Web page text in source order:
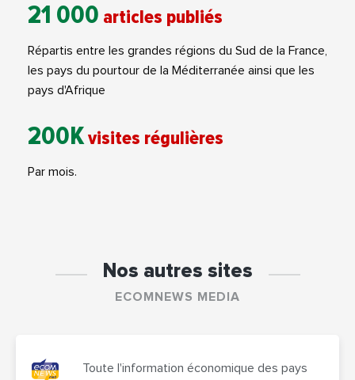
21 000 articles publiés
Répartis entre les grandes régions du Sud de la France,
les pays du pourtour de la Méditerranée ainsi que les
pays d'Afrique
200Kvisites régulières
Par mois.
Nos autres sites
ECOMNEWS MEDIA
Toute l'information économique des pays